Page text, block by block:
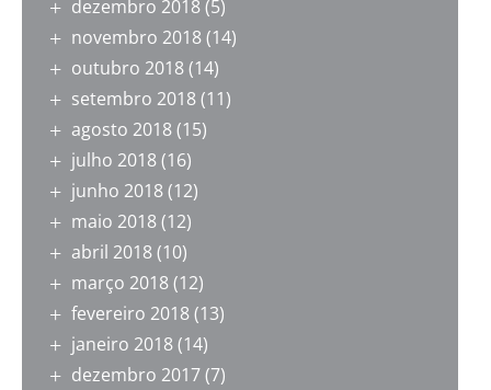
dezembro 2018(5)
novembro 2018(14)
outubro 2018(14)
setembro 2018(11)
agosto 2018(15)
julho 2018(16)
junho 2018(12)
maio 2018(12)
abril 2018(10)
março 2018(12)
fevereiro 2018(13)
janeiro 2018(14)
dezembro 2017(7)